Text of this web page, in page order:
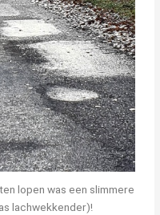
lopen was een slimmere
lachwekkender)!